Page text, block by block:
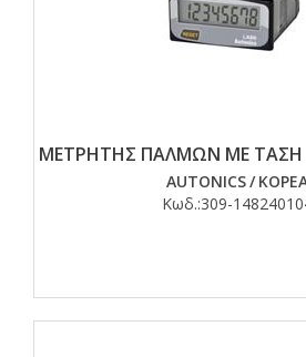
ΜΕΤΡΗΤΗΣ ΠΑΛΜΩΝ ΜΕ ΤΑΣΗ
AUTONICS/
Κωδ.:309-